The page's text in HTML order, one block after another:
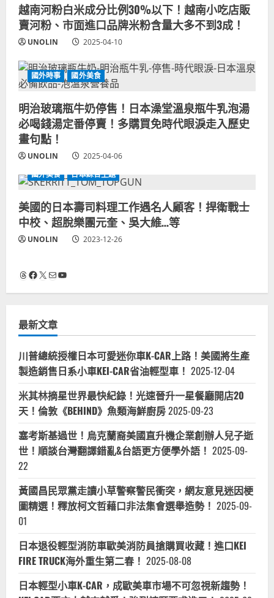
越南河粉白米成分比例30%以下！越南小吃店販
賣河粉、市面進口品牌米粉含量大多不到3成！
UNOLIN 2025-04-10
國外時事 國外美食
明治玻璃瓶牛奶停售！日本澡堂溫泉瓶牛乳泡湯
必喝錢湯定番停賣！多購買免時代眼淚走入歷史
畫句點！
UNOLIN
2025-04-06
國外美食
日本綜合主題
美國的日本壽司料理工作遇名人顧客！捍衛戰士
中校、超脫樂團元奎、吳大維…等
UNOLIN 2023-12-26
Threads
Facebook
X 電子郵件YouTube
最新文章
川普總統授權日本可愛迷你車K-CAR上路！美國將生產
製造銷售日系小車KEI-CAR省油輕型車！ 2025-12-04
米其林摘星世界最快紀錄！光速晉升一星餐廳開店20
天！倫敦《BEHIND》魚類海鮮廚房2025-09-23
塞考斯基過世！烏克蘭裔美國直升機企業創辦人兒子逝
世！順談台灣翻譯錯亂&台語更方便學外語！ 2025-09-
22
黃國昌民眾黨走讀小草警察警民衝突，網友意見迷因梗
圖精選！釋放柯文哲藉口非法集會選舉造勢！ 2025-09-
01
日本退役輕型消防車歐美消防員搶購買收藏！進口KEI
FIRE TRUCK海外重生第二春！ 2025-08-08
日本輕型小車K-CAR，成歐美車市場不可忽視新趨勢！